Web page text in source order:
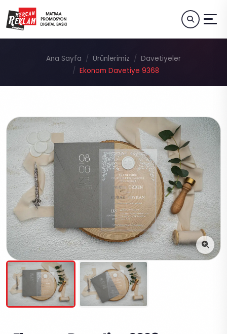
Ana Sayfa Ürünlerimiz
Davetiyeler
Ekonom Davetiye 9368